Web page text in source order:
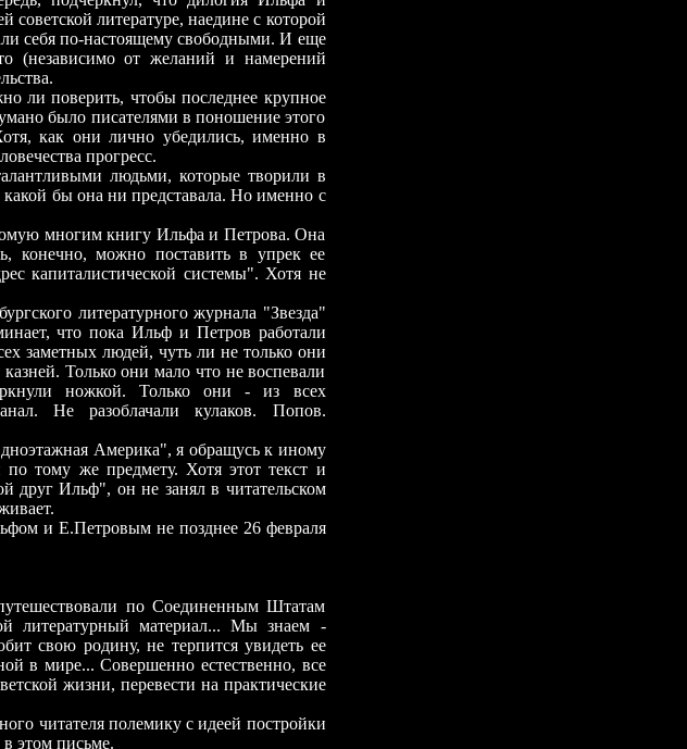
советской литературе, наедине с которой
себя по-настоящему свободными. И еще
(независимо от желаний и намерений
поверить, чтобы последнее крупное
было писателями в поношение этого
как они лично убедились, именно в
прогресс.
людьми, которые творили в
бы она ни представала. Но именно с
многим книгу Ильфа и Петрова. Она
конечно, можно поставить в упрек ее
капиталистической системы". Хотя не
литературного журнала "Звезда"
что пока Ильф и Петров работали
заметных людей, чуть ли не только они
Только они мало что не воспевали
ножкой. Только они - из всех
Не разоблачали кулаков. Попов.
Америка", я обращусь к иному
тому же предмету. Хотя этот текст и
друг Ильф", он не занял в читательском
и Е.Петровым не позднее 26 февраля
по Соединенным Штатам
литературный материал... Мы знаем -
свою родину, не терпится увидеть ее
в мире... Совершенно естественно, все
жизни, перевести на практические
читателя полемику с идеей постройки
этом письме.